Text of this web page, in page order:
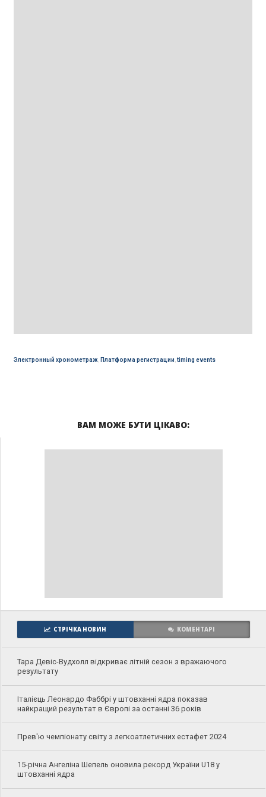
Электронный хронометраж, Платформа регистрации timing events
ВАМ МОЖЕ БУТИ ЦІКАВО:
СТРІЧКА НОВИН КОМЕНТАРІ
Тара Девіс-Вудхолл відкриває літній сезон з вражаючого
результату
Італієць Леонардо Фаббрі у штовханні ядра показав
найкращий результат в Європі за останні 36 років
Прев'ю чемпіонату світу з легкоатлетичних естафет 2024
15-річна Ангеліна Шепель оновила рекорд України U18 у
штовханні ядра